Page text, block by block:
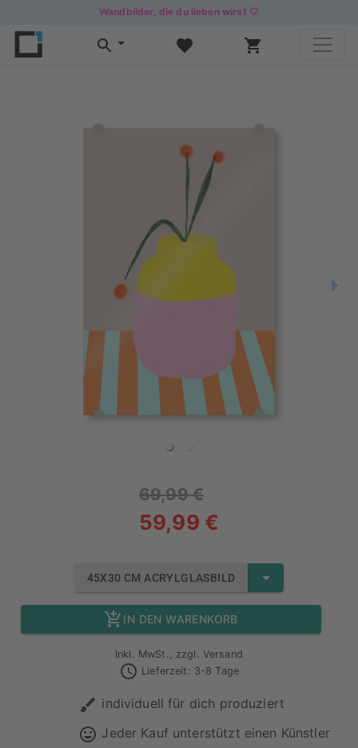
Wandbilder, die du lieben wirst 🤍
69,99 €
59,99 €
45X30 CM ACRYLGLASBILD
IN DEN WARENKORB
Inkl. MwSt., zzgl. Versand
Lieferzeit: 3-8 Tage
individuell für dich produziert
Jeder Kauf unterstützt einen Künstler